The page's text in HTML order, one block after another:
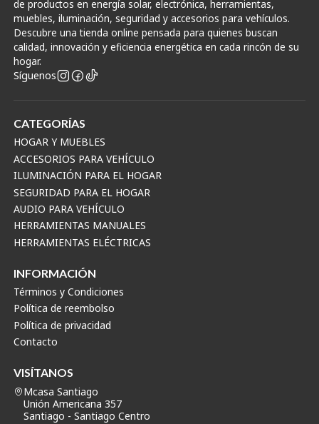
de productos en energía solar, electrónica, herramientas,
muebles, iluminación, seguridad y accesorios para vehículos.
Descubre una tienda online pensada para quienes buscan
calidad, innovación y eficiencia energética en cada rincón de su
hogar.
Síguenos
CATEGORÍAS
HOGAR Y MUEBLES
ACCESORIOS PARA VEHÍCULO
ILUMINACIÓN PARA EL HOGAR
SEGURIDAD PARA EL HOGAR
AUDIO PARA VEHÍCULO
HERRAMIENTAS MANUALES
HERRAMIENTAS ELÉCTRICAS
INFORMACIÓN
Términos y Condiciones
Política de reembolso
Política de privacidad
Contacto
VISÍTANOS
Mcasa Santiago
Unión Americana 357
Santiago - Santiago Centro